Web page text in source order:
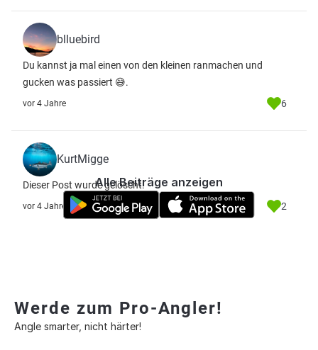
blluebird
Du kannst ja mal einen von den kleinen ranmachen und
gucken was passiert 😅.
vor 4 Jahre 6
KurtMigge
Dieser Post wurde gelöscht.
vor 4 Jahre 2
Alle Beiträge anzeigen
Werde zum Pro-Angler!
Angle smarter, nicht härter!